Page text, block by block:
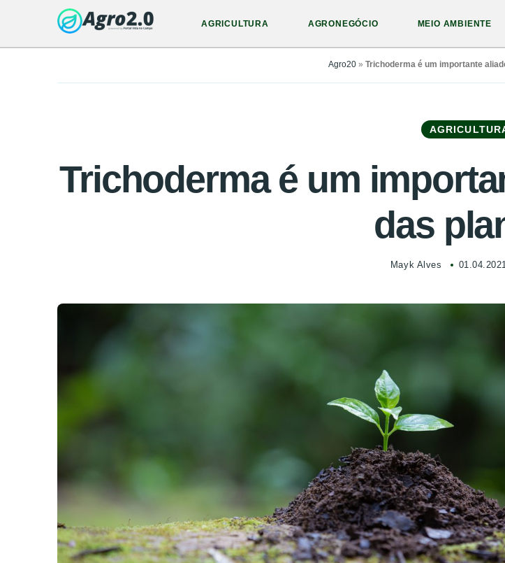
AGRICULTURA AGRONEGÓCIO MEIO AMBIENTE
Agro20 » Trichoderma é um importante
Trichoderma é um
das
Mayk Alves